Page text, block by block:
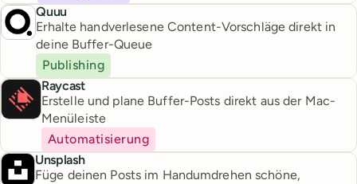
Quuu
Erhalte handverlesene Content-Vorschläge direkt in
deine Buffer-Queue
Publishing
Raycast
Erstelle und plane Buffer-Posts direkt aus der Mac-
Menüleiste
Automatisierung
Unsplash
Füge deinen Posts im Handumdrehen schöne,